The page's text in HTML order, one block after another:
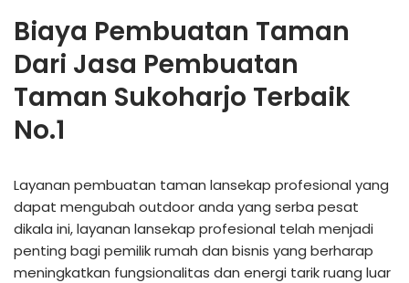
Biaya Pembuatan Taman
Dari Jasa Pembuatan
Taman Sukoharjo Terbaik
No.1
Layanan pembuatan taman lansekap profesional yang
dapat mengubah outdoor anda yang serba pesat
dikala ini, layanan lansekap profesional telah menjadi
penting bagi pemilik rumah dan bisnis yang berharap
meningkatkan fungsionalitas dan energi tarik ruang luar